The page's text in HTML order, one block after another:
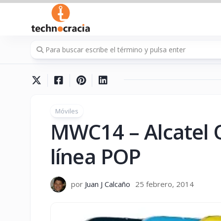
Saltar
contenido
Móviles
MWC14 – Alcatel
línea POP
por Juan J Calcaño 25 febrero, 2014